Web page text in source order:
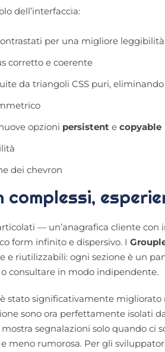
dell’interfaccia:
per una migliore leggibilità
corretto e coerente
da triangoli CSS puri,
opzioni persistent e copyable
dei chevron
— un’anagrafica cliente
form infinito e dispersivo. I
e riutilizzabili: ogni sezione è un
consultare in modo indipendente.
stato significativamente
sono ora perfettamente isolati
segnalazioni solo quando ci
meno rumorosa. Per gli